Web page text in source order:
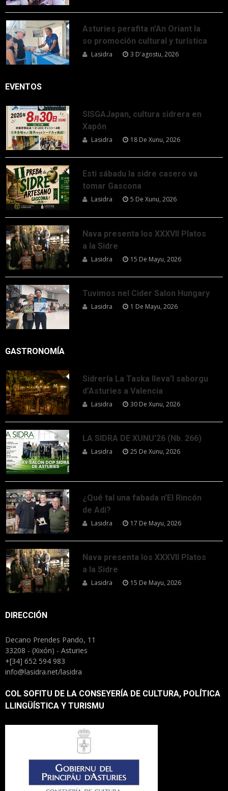
Asturies perafita n’An Oriant la
so promoción cultural y turística
Lasidra 3 D'agostu, 2026
EVENTOS
SISGAJapan, cultura sidrera en
Xapón
Lasidra 18 De Xunu, 2026
Esti sábadu la sidre casero va
tomar Gascona
Lasidra 5 De Xunu, 2026
Nava presenta los XXXVII Platos
a la Sidre
Lasidra 15 De Mayu, 2026
Tuvimos nel Cider Salon Hungary
Lasidra 1 De Mayu, 2026
GASTRONOMÍA
Sidrería La Taska lleva’l saborgu
d’Asturies a Valencia
Lasidra 30 De Xunu, 2026
LA SIDRA DE XUNU’26 (Nb. 266)
Lasidra 25 De Xunu, 2026
¿Qué tal una fabada n’El Rincón
de Adi?
Lasidra 17 De Mayu, 2026
Nava presenta los XXXVII Platos
a la Sidre
Lasidra 15 De Mayu, 2026
DIRECCIÓN
Decano Prendes Pando, 11
33208 - (Xixón) - Asturies
+[34] 652 594 983
info@lasidra.net/lasidra
COL SOFITU DE LA CONSEYERÍA DE CULTURA, POLÍTICA
LLINGÜÍSTICA Y TURISMU